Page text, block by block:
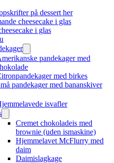
på dessert her
cheesecake i glas
i glas
pandekager med
med birkes
pandekager med bananskiver
isvafler
Cremet chokoladeis med
brownie (uden ismaskine)
Hjemmelavet McFlurry med
daim
Daimislagkage